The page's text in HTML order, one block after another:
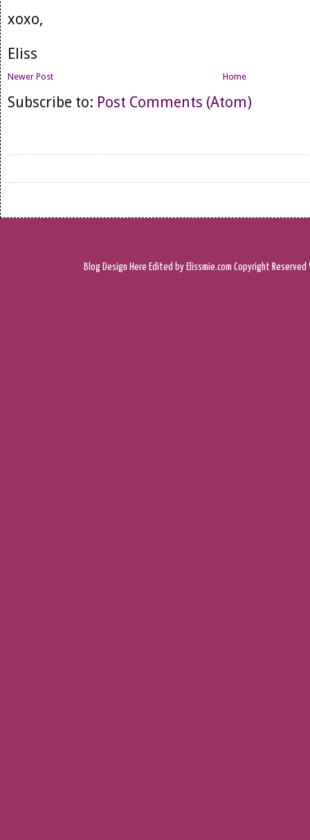
xoxo,
Eliss
Newer Post Home
Subscribe to: Post Comments (Atom)
Blog Design Here Edited by Elissmie.com Copyright Reserved